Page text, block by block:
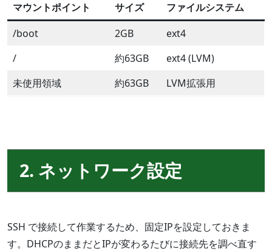
マウントポイント サイズ
ファイルシステム
/boot
2GB
ext4
/
約63GB
ext4 (LVM)
未使用領域
約63GB LVM拡張用
2. ネットワーク設定
SSH で接続して作業するため、固定IPを設定しておきま
す。DHCPのままだとIPが変わるたびに接続先を調べ直す